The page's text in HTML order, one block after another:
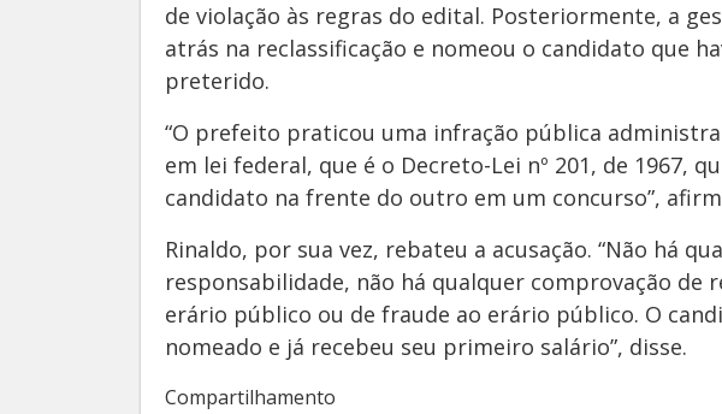
de violação às regras do edital. Posteriormente, a
atrás na reclassificação e nomeou o candidato que
preterido.
“O prefeito praticou uma infração pública
em lei federal, que é o Decreto-Lei nº 201, de 1967,
candidato na frente do outro em um concurso”,
Rinaldo, por sua vez, rebateu a acusação. “Não há
responsabilidade, não há qualquer comprovação de
erário público ou de fraude ao erário público. O
nomeado e já recebeu seu primeiro salário”, disse.
Compartilhamento